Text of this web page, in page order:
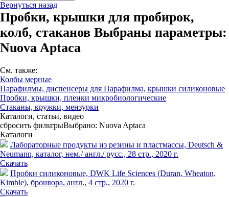
Вернуться назад
Пробки, крышки для пробирок,
колб, стаканов Выбраны параметры:
Nuova Aptaca
См. также:
Колбы мерные
Парафилмы, диспенсеры для Парафилма, крышки силиконовые
Пробки, крышки, пленки микробиологические
Стаканы, кружки, мензурки
Каталоги, статьи, видео
сбросить фильтрыВыбрано: Nuova Aptaca
Каталоги
Лабораторные продукты из резины и пластмассы, Deutsch &
Neumann, каталог, нем./ англ./ русс., 28 стр., 2020 г.
Скачать
Пробки силиконовые, DWK Life Sciences (Duran, Wheaton,
Kimble), брошюра, англ., 4 стр., 2020 г.
Скачать